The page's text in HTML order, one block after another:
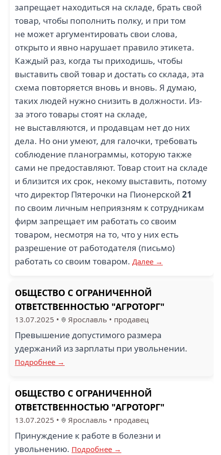
запрещает находиться на складе, брать свой
товар, чтобы пополнить полку, и при том
не может аргументировать свои слова,
открыто и явно нарушает правило этикета.
Каждый раз, когда ты приходишь, чтобы
выставить свой товар и достать со склада, эта
схема повторяется вновь и вновь. Я думаю,
таких людей нужно снизить в должности. Из-
за этого товары стоят на складе,
не выставляются, и продавцам нет до них
дела. Но они умеют, для галочки, требовать
соблюдение планограммы, которую также
сами не предоставляют. Товар стоит на складе
и близится их срок, некому выставить, потому
что директор Пятерочки на Пионерской 21
по своим личным неприязням к сотрудникам
фирм запрещает им работать со своим
товаром, несмотря на то, что у них есть
разрешение от работодателя (письмо)
работать со своим товаром. Далее →
ОБЩЕСТВО С ОГРАНИЧЕННОЙ
ОТВЕТСТВЕННОСТЬЮ "АГРОТОРГ"
13.07.2025 • Ярославль • продавец
Превышение допустимого размера
удержаний из зарплаты при увольнении.
Подробнее →
ОБЩЕСТВО С ОГРАНИЧЕННОЙ
ОТВЕТСТВЕННОСТЬЮ "АГРОТОРГ"
13.07.2025 • Ярославль • продавец
Принуждение к работе в болезни и
увольнению. Подробнее →